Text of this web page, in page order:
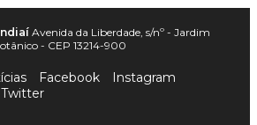
Avenida da Liberdade, s/nº - Jardim
- CEP 13214-900
Facebook
Instagram
Twitter